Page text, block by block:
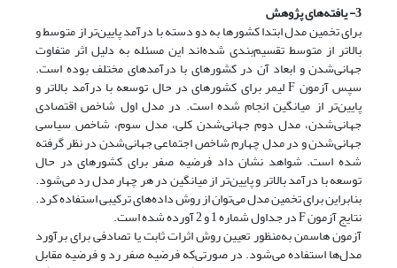
3- یافته‌های پژوهش
برای تخمین مدل ابتدا کشورها به دو دسته با درآمد پایین‌تر از متوسط و
بالاتر از متوسط تقسیم‌بندی شده‌اند این مسئله به دلیل اثر متفاوت
جهانی‌شدن و ابعاد آن در کشورهای با درآمدهای مختلف بوده است.
سپس آزمون F لیمر برای کشورهای در حال توسعه با درآمد بالاتر و
پایین‌تر از میانگین انجام شده است. در مدل اول شاخص اقتصادی
جهانی‌شدن، مدل دوم جهانی‌شدن کلی، مدل سوم، شاخص سیاسی
جهانی‌شدن و در مدل چهارم شاخص اجتماعی جهانی‌شدن در نظر گرفته
شده است. شواهد نشان داد فرضیه صفر برای کشورهای در حال
توسعه با درآمد بالاتر و پایین‌تر از میانگین در هر چهار مدل رد می‌شود.
بنابراین برای تخمین مدل می‌توان از روش داده‌های ترکیبی استفاده کرد.
نتایج آزمون F در جداول شماره 1 و 2 آورده شده است.
آزمون هاسمن به‌منظور تعیین روش اثرات ثابت یا تصادفی برای برآورد
مدل‌ها استفاده می‌شود. در صورتی‌که فرضیه صفر رد و فرضیه مقابل